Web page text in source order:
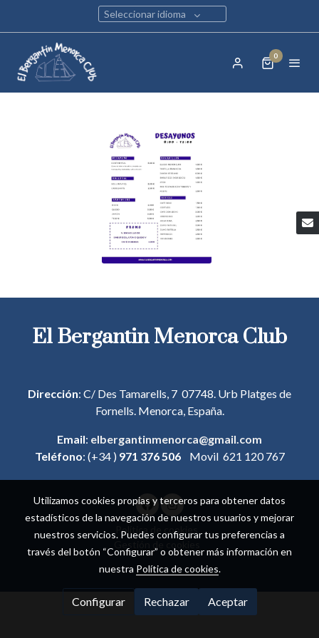
Seleccionar idioma
0
El Bergantin Menorca Club
Dirección: C/ Des Tamarells, 7 07748. Urb Platges de
Fornells. Menorca, España.
Email: elbergantinmenorca@gmail.com
Teléfono: (+34 ) 971 376 506Movil 621 120 767
Política de cookies
Utilizamos cookies propias y terceros para obtener datos
estadísticos de la navegación de nuestros usuarios y mejorar
nuestros servicios. Puedes configurar tus preferencias a
través del botón “Configurar” o obtener más información en
nuestra Política de cookies.
Configurar Rechazar Aceptar